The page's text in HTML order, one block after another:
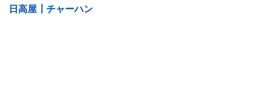
日高屋┃チャーハン